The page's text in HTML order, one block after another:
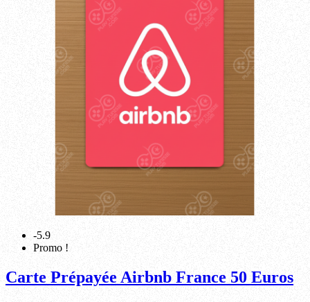
-5.9
Promo !
Carte Prépayée Airbnb France 50 Euros